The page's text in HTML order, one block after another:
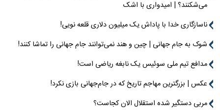
می‌شکنند؟ | امیدواری با اشک
ناسازگاری خدا با پاداش یک میلیون دلاری قلعه نویی!
شوک به جام جهانی | چین و هند نمی‌توانند جام جهانی را تماشا کنند!
مدافع تیم ملی سوئیس یک نابغه ریاضی است!
عکس | بزرگترین مهاجم تاریخ که در جام‌جهانی بازی نکرد!
مربی دستگیر شده استقلال الان کجاست؟